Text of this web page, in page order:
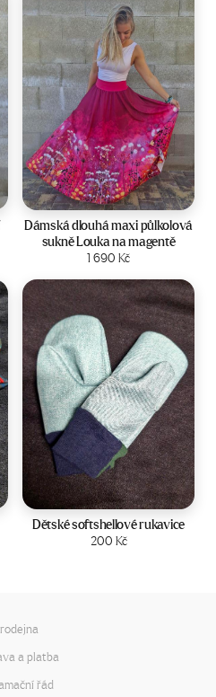
Velikost:36-42
Dámská dlouhá maxi půlkolová
sukně Louka na magentě
1 690 Kč
Zobrazit produkt
Velikost:2-4 roky
Dětské softshellové rukavice
200 Kč
Zobrazit produkt
a platba
řád